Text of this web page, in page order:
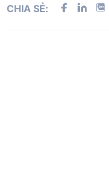
CHIA SẺ: